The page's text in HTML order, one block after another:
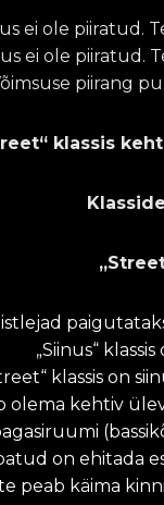
ei ole piiratud.
ei ole piiratud.
piirang
klassis
„Siinus“
klassis on
olema kehtiv
on ehitada
peab käima